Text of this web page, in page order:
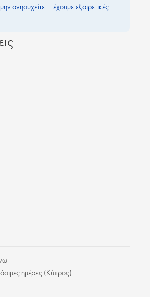
ανησυχείτε — έχουμε εξαιρετικές
ημέρες (Κύπρος)